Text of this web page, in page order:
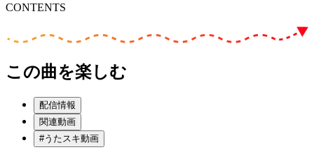
CONTENTS
この曲を楽しむ
配信情報
関連動画
#うたスキ動画